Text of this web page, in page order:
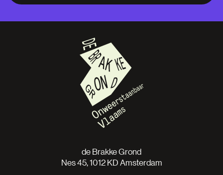
de Brakke Grond
Nes 45, 1012 KD Amsterdam